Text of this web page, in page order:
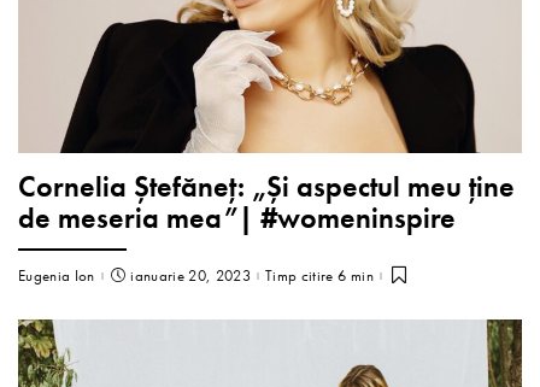
Cornelia Ștefăneț: „Și aspectul meu ține
de meseria mea”| #womeninspire
Eugenia Ion ianuarie 20, 2023 Timp citire 6 min